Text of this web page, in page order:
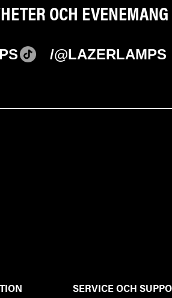
OCH EVENEMANG
/@LAZERLAMPS
SERVICE OCH